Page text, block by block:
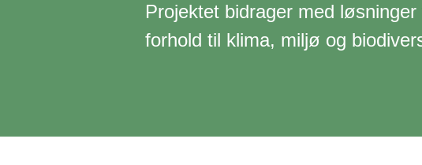
Projektet bidrager med
forhold til klima, miljø og